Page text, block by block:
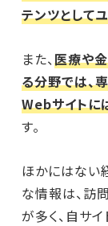
テンツとして
また、医療や
る分野では、
Webサイトに
す。
ほかにはない
な情報は、訪
が多く、自サ